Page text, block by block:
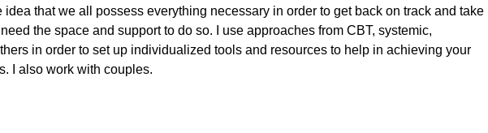
that we all possess everything necessary in order to get back on track and take
the space and support to do so. I use approaches from CBT, systemic,
in order to set up individualized tools and resources to help in achieving your
I also work with couples.